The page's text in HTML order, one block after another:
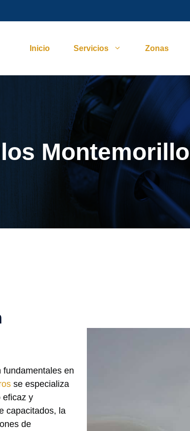
Inicio Servicios Zonas
Montemorillo
en
se especializa
eficaz y
capacitados, la
de